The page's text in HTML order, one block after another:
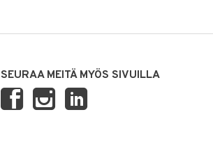
SEURAA MEITÄ MYÖS SIVUILLA